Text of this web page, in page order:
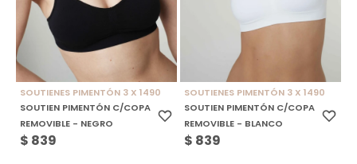
SOUTIENES PIMENTÓN 3 X 1490
SOUTIEN PIMENTÓN C/COPA
REMOVIBLE - NEGRO
$ 839
SOUTIENES PIMENTÓN 3 X 1490
SOUTIEN PIMENTÓN C/COPA
REMOVIBLE - BLANCO
$ 839